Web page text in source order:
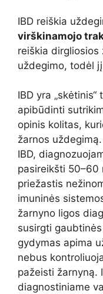
IBD reiškia
virškinamojo
reiškia dirgliosios
uždegimo, todėl
IBD yra
apibūdinti
opinis kolitas,
žarnos
IBD,
pasireikšti 50–60
priežastis
imuninės
žarnyno ligos
susirgti
gydymas apima
nebus
pažeisti žarnyną.
diagnostiniame